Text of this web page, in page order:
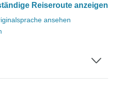
Reiseroute anzeigen
ansehen